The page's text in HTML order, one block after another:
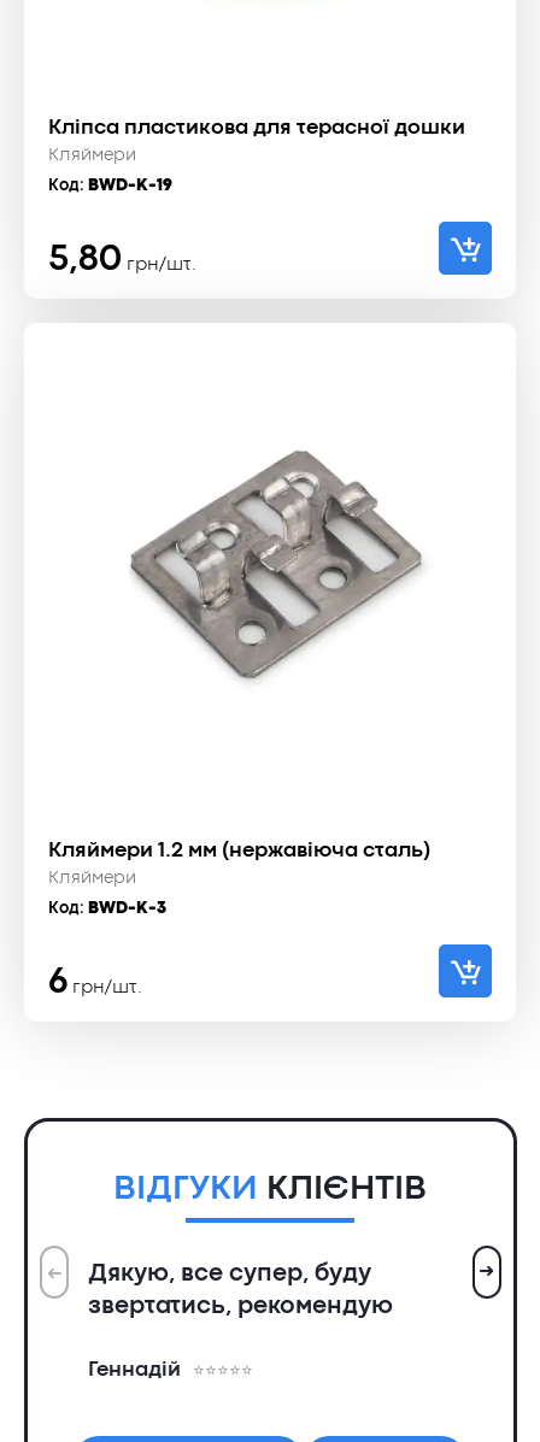
Кліпса пластикова для терасної дошки
Кляймери
Код: BWD-K-19
5,80 грн/шт.
Кляймери 1.2 мм (нержавіюча сталь)
Кляймери
Код: BWD-K-3
6 грн/шт.
ВІДГУКИ КЛІЄНТІВ
Дякую, все супер, буду
звертатись, рекомендую
Геннадій
➜ ➜